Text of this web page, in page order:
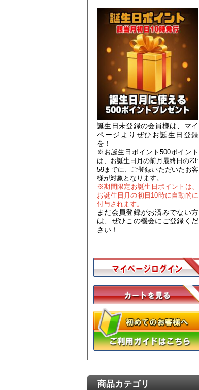
誕生日未登録の会員様は、マイ
ページよりぜひお誕生日登録
を！
※お誕生日ポイント500ポイント
は、お誕生日月の前月最終日の23:
59までに、ご登録いただいたお客
様が対象となります。
※期間限定お誕生日ポイントは、
お誕生日月の初日10時に自動的に
付与されます。
まだ会員登録がお済みでない方
は、ぜひこの機会にご登録くだ
さい！
商品カテゴリ